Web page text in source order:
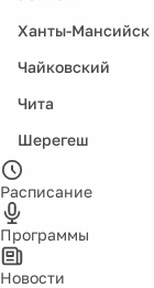
Ханты-Мансийск
Чайковский
Чита
Шерегеш
Расписание
Программы
Новости